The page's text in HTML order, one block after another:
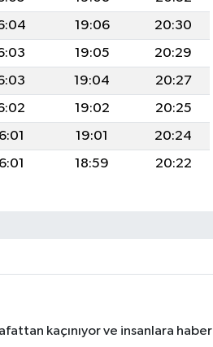
19:06
20:30
19:05
20:29
19:04
20:27
19:02
20:25
19:01
20:24
18:59 20:22
kaçınıyor ve insanlara haber